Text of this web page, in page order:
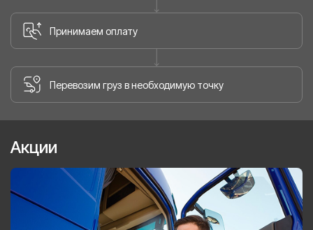
Принимаем оплату
Перевозим груз в необходимую точку
Акции